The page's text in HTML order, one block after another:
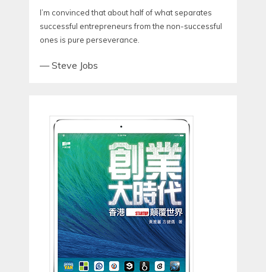
I’m convinced that about half of what separates
successful entrepreneurs from the non-successful
ones is pure perseverance.
—Steve Jobs